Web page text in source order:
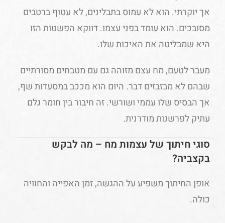
אך יוקרתי. הוא לא עמוס בתבלינים, לא עטוף ברטבים
מסובכים. הוא עומד בפני עצמו. דווקא הפשטות הזו
היא שמבליטה את האיכות שלו.
מעבר לטעם, מח עצם מזוהה גם עם מטבחים מסורתיים
שבהם לא מבזבזים דבר. היום הוא מככב במסעדות שף,
אך הבסיס שלו עממי ושורשי. זה חיבור בין חומר גלם
עתיק לפרשנות מודרנית.
סוגי חיתוך של עצמות מח – מה לבקש
בקצביה?
אופן החיתוך משפיע על ההגשה, זמן האפייה והחוויה
כולה.